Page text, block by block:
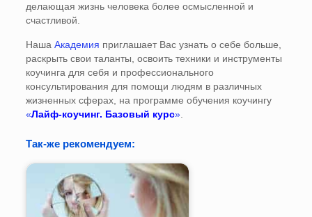
делающая жизнь человека более осмысленной и
счастливой.
Наша Академия приглашает Вас узнать о себе больше,
раскрыть свои таланты, освоить техники и инструменты
коучинга для себя и профессионального
консультирования для помощи людям в различных
жизненных сферах, на программе обучения коучингу
«Лайф-коучинг. Базовый курс».
Так-же рекомендуем: